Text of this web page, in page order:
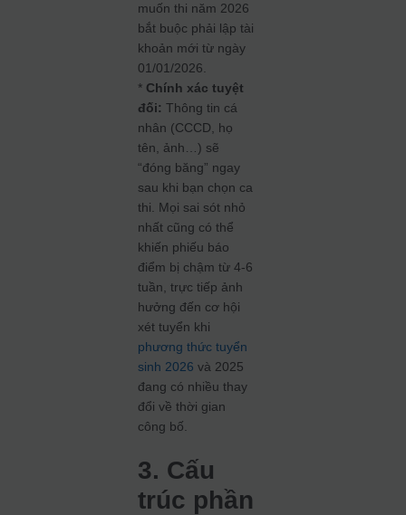
muốn thi năm 2026
bắt buộc phải lập tài
khoản mới từ ngày
01/01/2026.
* Chính xác tuyệt
đối: Thông tin cá
nhân (CCCD, họ
tên, ảnh…) sẽ
“đóng băng” ngay
sau khi bạn chọn ca
thi. Mọi sai sót nhỏ
nhất cũng có thể
khiến phiếu báo
điểm bị chậm từ 4-6
tuần, trực tiếp ảnh
hưởng đến cơ hội
xét tuyển khi
phương thức tuyển
sinh 2026 và 2025
đang có nhiều thay
đổi về thời gian
công bố.
3. Cấu
trúc phần